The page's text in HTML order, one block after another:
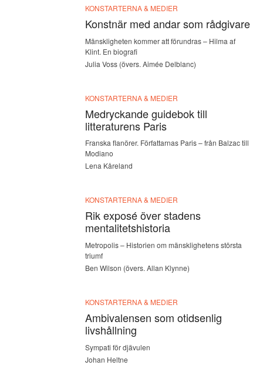
KONSTARTERNA & MEDIER
Konstnär med andar som rådgivare
Mänskligheten kommer att förundras – Hilma af
Klint. En biografi
Julia Voss (övers. Aimée Delblanc)
KONSTARTERNA & MEDIER
Medryckande guidebok till
litteraturens Paris
Franska flanörer. Författarnas Paris – från Balzac till
Modiano
Lena Kåreland
KONSTARTERNA & MEDIER
Rik exposé över stadens
mentalitets­historia
Metropolis – Historien om mänsklighetens största
triumf
Ben Wilson (övers. Allan Klynne)
KONSTARTERNA & MEDIER
Ambivalensen som otidsenlig
livshållning
Sympati för djävulen
Johan Heltne